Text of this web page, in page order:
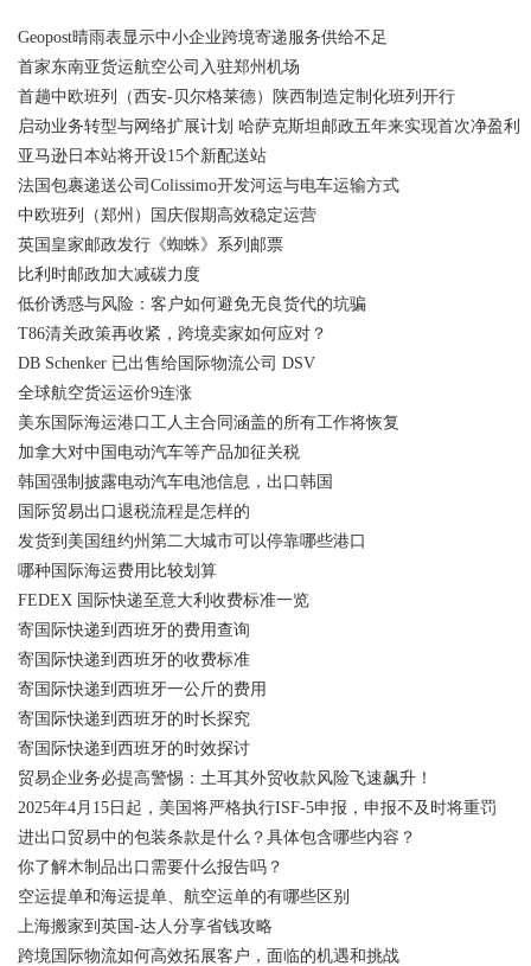
Geopost晴雨表显示中小企业跨境寄递服务供给不足
首家东南亚货运航空公司入驻郑州机场
首趟中欧班列（西安-贝尔格莱德）陕西制造定制化班列开行
启动业务转型与网络扩展计划 哈萨克斯坦邮政五年来实现首次净盈利
亚马逊日本站将开设15个新配送站
法国包裹递送公司Colissimo开发河运与电车运输方式
中欧班列（郑州）国庆假期高效稳定运营
英国皇家邮政发行《蜘蛛》系列邮票
比利时邮政加大减碳力度
低价诱惑与风险：客户如何避免无良货代的坑骗
T86清关政策再收紧，跨境卖家如何应对？
DB Schenker 已出售给国际物流公司 DSV
全球航空货运运价9连涨
美东国际海运港口工人主合同涵盖的所有工作将恢复
加拿大对中国电动汽车等产品加征关税
韩国强制披露电动汽车电池信息，出口韩国
国际贸易出口退税流程是怎样的
发货到美国纽约州第二大城市可以停靠哪些港口
哪种国际海运费用比较划算
FEDEX 国际快递至意大利收费标准一览
寄国际快递到西班牙的费用查询
寄国际快递到西班牙的收费标准
寄国际快递到西班牙一公斤的费用
寄国际快递到西班牙的时长探究
寄国际快递到西班牙的时效探讨
贸易企业务必提高警惕：土耳其外贸收款风险飞速飙升！
2025年4月15日起，美国将严格执行ISF-5申报，申报不及时将重罚
进出口贸易中的包装条款是什么？具体包含哪些内容？
你了解木制品出口需要什么报告吗？
空运提单和海运提单、航空运单的有哪些区别
上海搬家到英国-达人分享省钱攻略
跨境国际物流如何高效拓展客户，面临的机遇和挑战